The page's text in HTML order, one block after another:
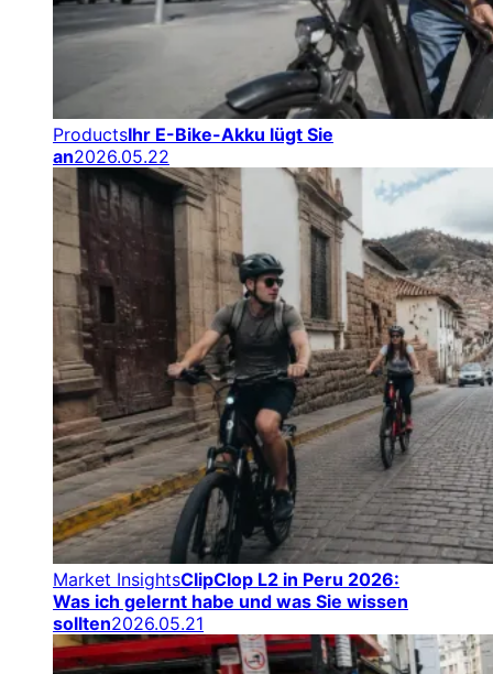
ProductsIhr E-Bike-Akku lügt Sie
an2026.05.22
Market InsightsClipClop L2 in Peru 2026:
Was ich gelernt habe und was Sie wissen
sollten2026.05.21